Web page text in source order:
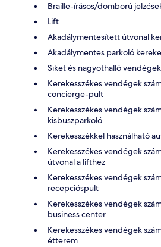
Braille-írásos/domború
Lift
Akadálymentesített útvonal
Akadálymentes parkoló
Siket és nagyothalló
Kerekesszékes vendégek
concierge-pult
Kerekesszékes vendégek
kisbuszparkoló
Kerekesszékkel használható
Kerekesszékes vendégek
útvonal a lifthez
Kerekesszékes vendégek
recepcióspult
Kerekesszékes vendégek
business center
Kerekesszékes vendégek
étterem